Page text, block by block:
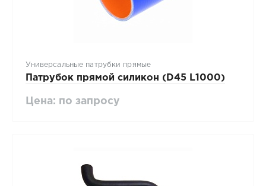
Универсальные патрубки прямые
Патрубок прямой силикон (D45 L1000)
Цена: по запросу